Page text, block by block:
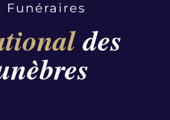
Funéraires
des